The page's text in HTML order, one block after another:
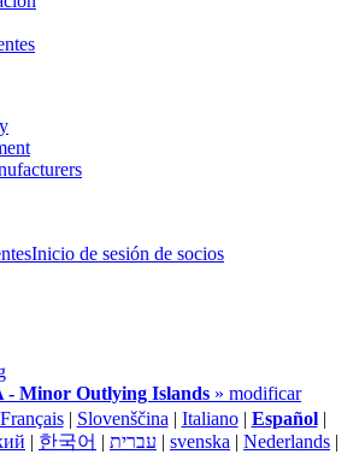
Inicio de sesión de socios
- Minor Outlying Islands » modificar
Français| Slovenščina | Italiano| Español|
| 한국어 | עברית | svenska | Nederlands |